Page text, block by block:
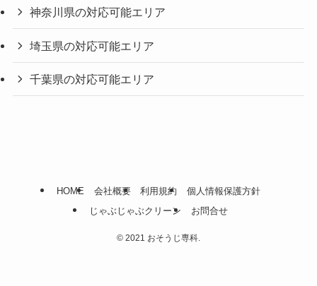
神奈川県の対応可能エリア
埼玉県の対応可能エリア
千葉県の対応可能エリア
HOME 会社概要 利用規約
個人情報保護方針
じゃぶじゃぶクリーン
お問合せ
© 2021 おそうじ専科.